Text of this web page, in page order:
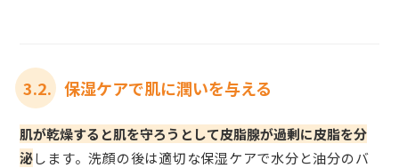
3.2. 保湿ケアで肌に潤いを与える
肌が乾燥すると肌を守ろうとして皮脂腺が過剰に皮脂を分
泌します。洗顔の後は適切な保湿ケアで水分と油分のバ